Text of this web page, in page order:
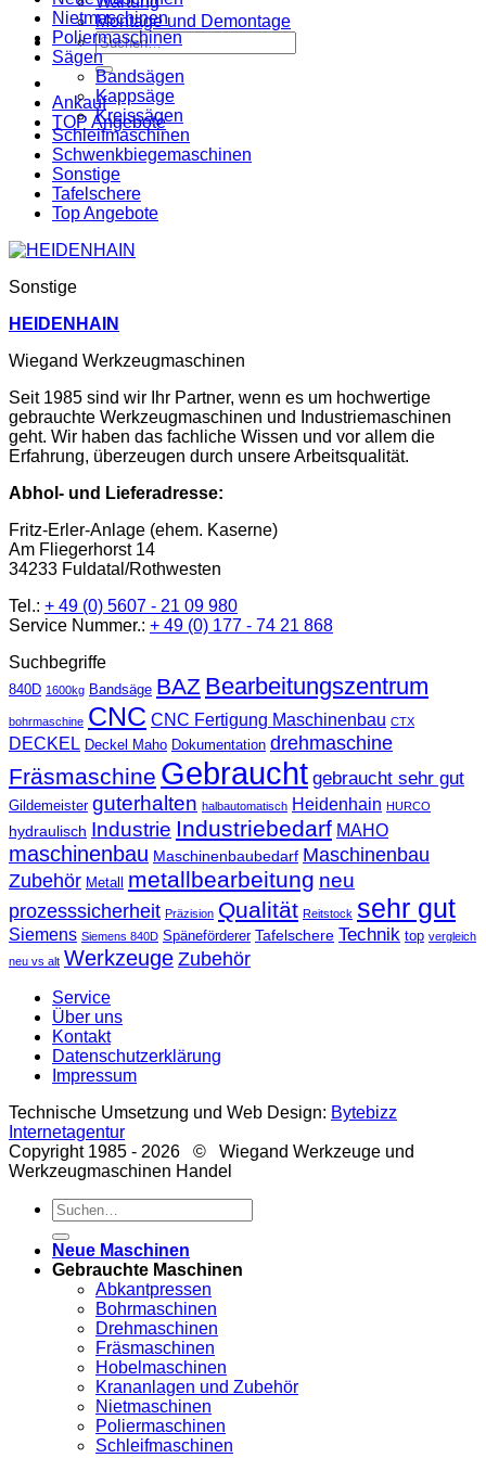
Montage und Demontage
Suche
nach:
Ankauf
TOP Angebote
Nietmaschinen
Poliermaschinen
Sägen
Bandsägen
Kappsäge
Kreissägen
Schleifmaschinen
Schwenkbiegemaschinen
Sonstige
Tafelschere
Top Angebote
Sonstige
HEIDENHAIN
Wiegand Werkzeugmaschinen
Seit 1985 sind wir Ihr Partner, wenn es um hochwertige
gebrauchte Werkzeugmaschinen und Industriemaschinen
geht. Wir haben das fachliche Wissen und vor allem die
Erfahrung, überzeugen durch unsere Arbeitsqualität.
Abhol- und Lieferadresse:
Fritz-Erler-Anlage (ehem. Kaserne)
Am Fliegerhorst 14
34233 Fuldatal/Rothwesten
Tel.: + 49 (0) 5607 - 21 09 980
Service Nummer.: + 49 (0) 177 - 74 21 868
Suchbegriffe
840D 1600kg Bandsäge BAZ Bearbeitungszentrum
bohrmaschine CNC CNC Fertigung Maschinenbau CTX
DECKEL Deckel Maho Dokumentation drehmaschine
Fräsmaschine Gebraucht gebraucht sehr gut
Gildemeister guterhalten halbautomatisch Heidenhain HURCO
hydraulisch Industrie Industriebedarf MAHO
maschinenbau Maschinenbaubedarf Maschinenbau
Zubehör Metall metallbearbeitung neu
prozesssicherheit Präzision Qualität Reitstock sehr gut
Siemens Siemens 840D Späneförderer Tafelschere Technik top vergleich
neu vs alt Werkzeuge Zubehör
Service
Über uns
Kontakt
Datenschutzerklärung
Impressum
Technische Umsetzung und Web Design: Bytebizz
Internetagentur
Copyright 1985 - 2026 © Wiegand Werkzeuge und
Werkzeugmaschinen Handel
Suche
nach:
Neue Maschinen
Gebrauchte Maschinen
Abkantpressen
Bohrmaschinen
Drehmaschinen
Fräsmaschinen
Hobelmaschinen
Krananlagen und Zubehör
Nietmaschinen
Poliermaschinen
Schleifmaschinen